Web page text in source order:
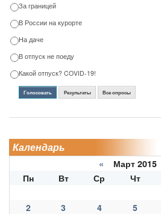
За границей
В России на курорте
На даче
В отпуск не поеду
Какой отпуск? COVID-19!
Голосовать Результаты Все опросы
Календарь
« Март 2015
Пн
Вт Ср Чт
2
3 4 5